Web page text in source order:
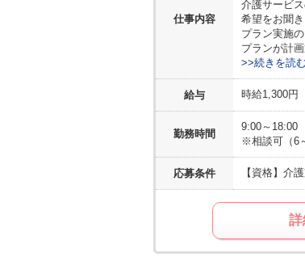
仕事内容
介護サービ
希望をお聞
プラン実施
プランが計
>>続きを読
給与 時給1,300円
勤務時間
9:00～18:00
※相談可（6
応募条件 【資格】 介